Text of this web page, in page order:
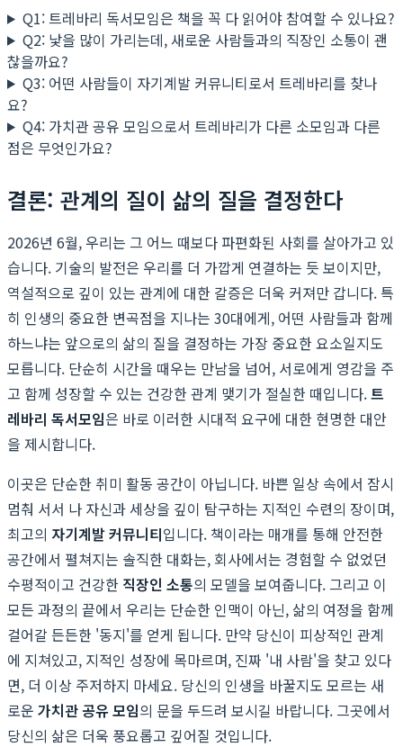
Q1: 트레바리 독서모임은 책을 꼭 다 읽어야 참여할 수 있나요?
Q2: 낯을 많이 가리는데, 새로운 사람들과의 직장인 소통이 괜
찮을까요?
Q3: 어떤 사람들이 자기계발 커뮤니티로서 트레바리를 찾나
요?
Q4: 가치관 공유 모임으로서 트레바리가 다른 소모임과 다른
점은 무엇인가요?
결론: 관계의 질이 삶의 질을 결정한다
2026년 6월, 우리는 그 어느 때보다 파편화된 사회를 살아가고 있
습니다. 기술의 발전은 우리를 더 가깝게 연결하는 듯 보이지만,
역설적으로 깊이 있는 관계에 대한 갈증은 더욱 커져만 갑니다. 특
히 인생의 중요한 변곡점을 지나는 30대에게, 어떤 사람들과 함께
하느냐는 앞으로의 삶의 질을 결정하는 가장 중요한 요소일지도
모릅니다. 단순히 시간을 때우는 만남을 넘어, 서로에게 영감을 주
고 함께 성장할 수 있는 건강한 관계 맺기가 절실한 때입니다.트
레바리 독서모임은 바로 이러한 시대적 요구에 대한 현명한 대안
을 제시합니다.
이곳은 단순한 취미 활동 공간이 아닙니다. 바쁜 일상 속에서 잠시
멈춰 서서 나 자신과 세상을 깊이 탐구하는 지적인 수련의 장이며,
최고의 자기계발 커뮤니티입니다. 책이라는 매개를 통해 안전한
공간에서 펼쳐지는 솔직한 대화는, 회사에서는 경험할 수 없었던
수평적이고 건강한 직장인 소통의 모델을 보여줍니다. 그리고 이
모든 과정의 끝에서 우리는 단순한 인맥이 아닌, 삶의 여정을 함께
걸어갈 든든한 '동지'를 얻게 됩니다. 만약 당신이 피상적인 관계
에 지쳐있고, 지적인 성장에 목마르며, 진짜 '내 사람'을 찾고 있다
면, 더 이상 주저하지 마세요. 당신의 인생을 바꿀지도 모르는 새
로운 가치관 공유 모임의 문을 두드려 보시길 바랍니다. 그곳에서
당신의 삶은 더욱 풍요롭고 깊어질 것입니다.